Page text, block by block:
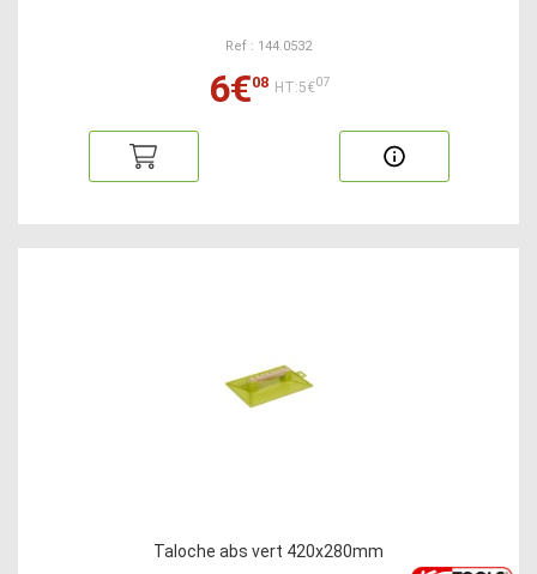
Ref : 144.0532
6€08 HT:5€07
Taloche abs vert 420x280mm